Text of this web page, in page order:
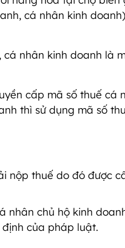
cá nhân kinh
nhân kinh doanh là
cấp mã số thuế cá
thì sử dụng mã số
nộp thuế do đó được
nhân chủ hộ kinh
của pháp luật.